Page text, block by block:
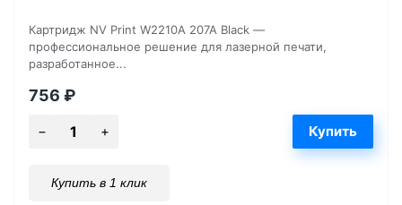
Картридж NV Print W2210A 207A Black —
профессиональное решение для лазерной печати,
разработанное...
756 ₽
Купить в 1 клик